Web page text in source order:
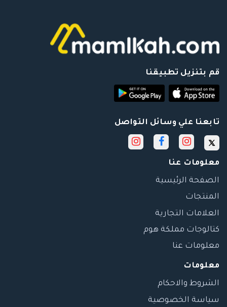
قم بتنزيل تطبيقنا
تابعنا علي وسائل التواصل
معلومات عنا
الصفحة الرئيسية
المنتجات
العلامات التجارية
كتالوجات مملكة هوم
معلومات عنا
معلومات
الشروط والاحكام
سياسة الخصوصية